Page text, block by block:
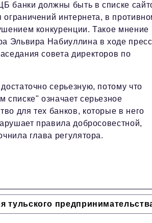
банки должны быть в списке
интернета, в
конкуренции. Такое мнение
Эльвира Набиуллина в ходе
совета директоров по
серьезную, потому что
списке" означает серьезное
для тех банков, которые в него
правила добросовестной,
глава регулятора.
тульского